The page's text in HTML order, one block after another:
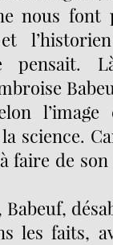
nous font
pensait.
l’image
science.
faire de
les faits,